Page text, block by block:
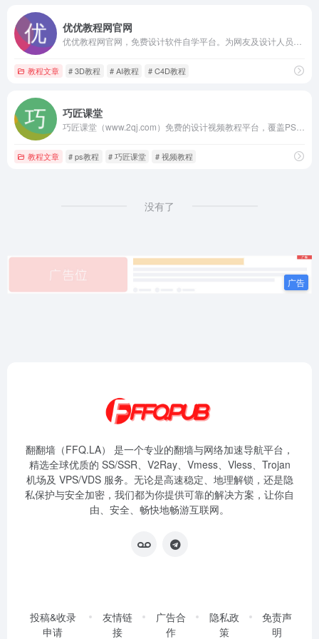
优优教程网官网
教程文章 # 3D教程 # AI教程 # C4D教程
巧匠课堂
教程文章 # ps教程 # 巧匠课堂 # 视频教程
没有了
翻翻墙（FFQ.LA） 是一个专业的翻墙与网络加速导航平台，
精选全球优质的 SS/SSR、V2Ray、Vmess、Vless、Trojan
机场及 VPS/VDS 服务。无论是高速稳定、地理解锁，还是隐
私保护与安全加密，我们都为你提供可靠的解决方案，让你自
由、安全、畅快地畅游互联网。
投稿&收录
申请
友情链
接
广告合
作
隐私政
策
免责声
明